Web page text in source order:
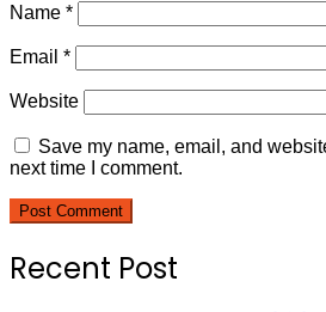
Name *
Email *
Website
Save my name, email, and
next time I comment.
Recent Post